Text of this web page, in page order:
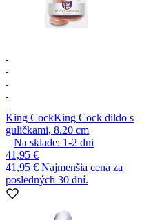
King CockKing Cock dildo s
guličkami, 8.20 cm
Na sklade: 1-2 dni
41,95 €
41,95 € Najmenšia cena za
posledných 30 dní.